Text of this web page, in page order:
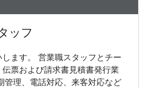
ッフ
ます。 営業職スタッフとチー
票および請求書見積書発行業
管理、電話対応、来客対応など